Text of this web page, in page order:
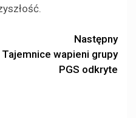
Następny
Tajemnice wapieni grupy
PGS odkryte